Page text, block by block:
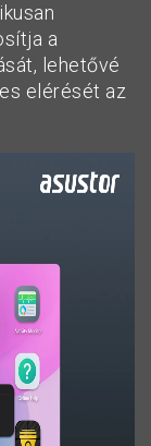
a
lehetővé
elérését az